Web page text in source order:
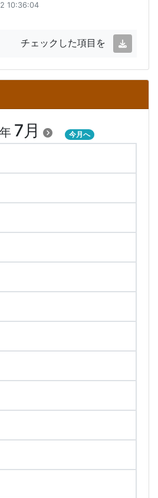
10:36:04
チェックした項目を
7月 今月へ